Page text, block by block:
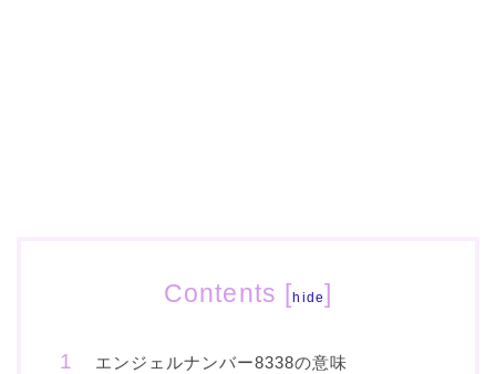
Contents [hide]
エンジェルナンバー8338の意味